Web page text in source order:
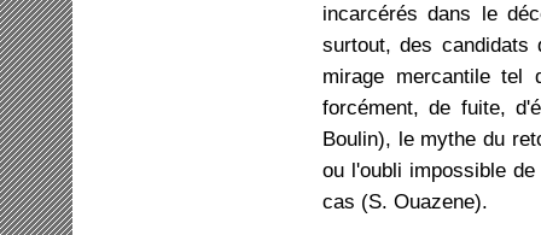
incarcérés dans le
surtout, des candidats
mirage mercantile tel
forcément, de fuite,
Boulin), le mythe du
ou l'oubli impossible
cas (S. Ouazene).